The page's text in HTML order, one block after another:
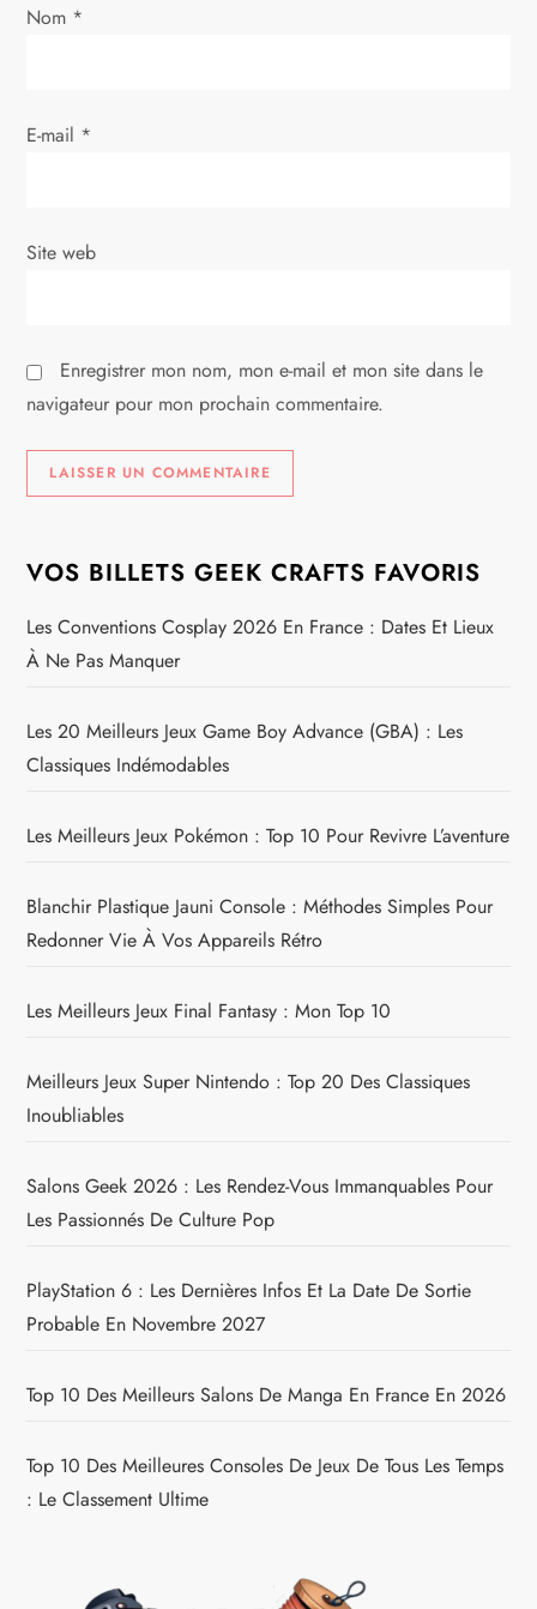
l
Nom *
E-mail *
Site web
Enregistrer mon nom, mon e-mail et mon site dans le
navigateur pour mon prochain commentaire.
VOS BILLETS GEEK CRAFTS FAVORIS
Les Conventions Cosplay 2026 En France : Dates Et Lieux
À Ne Pas Manquer
Les 20 Meilleurs Jeux Game Boy Advance (GBA) : Les
Classiques Indémodables
Les Meilleurs Jeux Pokémon : Top 10 Pour Revivre L’aventure
Blanchir Plastique Jauni Console : Méthodes Simples Pour
Redonner Vie À Vos Appareils Rétro
Les Meilleurs Jeux Final Fantasy : Mon Top 10
Meilleurs Jeux Super Nintendo : Top 20 Des Classiques
Inoubliables
Salons Geek 2026 : Les Rendez-Vous Immanquables Pour
Les Passionnés De Culture Pop
PlayStation 6 : Les Dernières Infos Et La Date De Sortie
Probable En Novembre 2027
Top 10 Des Meilleurs Salons De Manga En France En 2026
Top 10 Des Meilleures Consoles De Jeux De Tous Les Temps
: Le Classement Ultime